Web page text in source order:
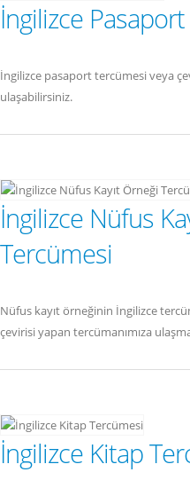
İngilizce
İngilizce pasaport tercümesi veya
ulaşabilirsiniz.
İngilizce Nüfus
Tercümesi
Nüfus kayıt örneğinin İngilizce
çevirisi yapan tercümanımıza
İngilizce Kitap